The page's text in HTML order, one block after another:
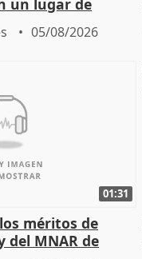
un lugar de
05/08/2026
01:31
méritos de
del MNAR de